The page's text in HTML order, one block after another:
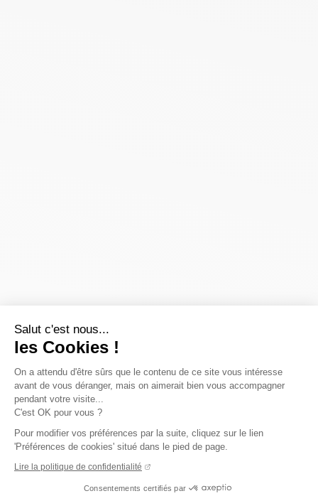
Salut c'est nous...
les Cookies !
On a attendu d'être sûrs que le contenu de ce site vous intéresse
avant de vous déranger, mais on aimerait bien vous accompagner
pendant votre visite...
C'est OK pour vous ?
Pour modifier vos préférences par la suite, cliquez sur le lien
'Préférences de cookies' situé dans le pied de page.
Lire la politique de confidentialité
Consentements certifiés par